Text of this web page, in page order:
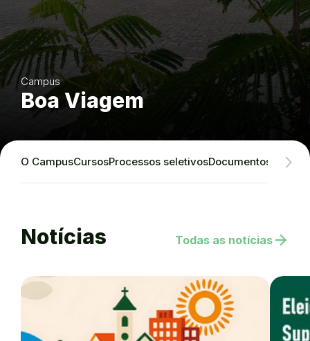
Campus
Boa Viagem
Documentos
O CampusCursosProcessos seletivos
Notícias Todas as notícias arrow_forward